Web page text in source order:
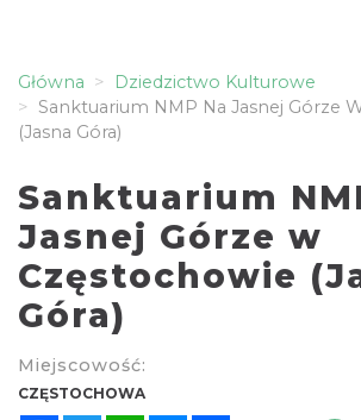
Główna
Dziedzictwo Kulturowe
Sanktuarium NMP Na Jasnej Górze
(Jasna Góra)
Sanktuarium
Jasnej Górze w
Częstochowie
Góra)
Miejscowość:
CZĘSTOCHOWA